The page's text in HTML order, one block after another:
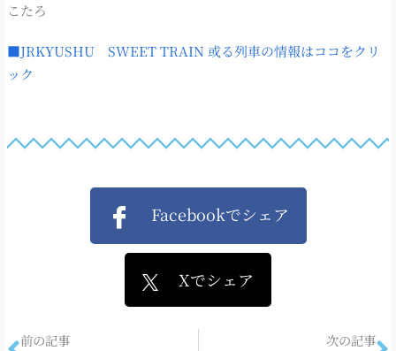
こたろ
■JRKYUSHU SWEET TRAIN 或る列車の情報はココをクリ
ック
Facebookでシェア
Xでシェア
前の記事 次の記事